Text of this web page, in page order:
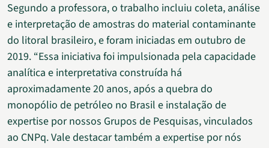
Segundo a professora, o trabalho incluiu coleta, análise
e interpretação de amostras do material contaminante
do litoral brasileiro, e foram iniciadas em outubro de
2019. “Essa iniciativa foi impulsionada pela capacidade
analítica e interpretativa construída há
aproximadamente 20 anos, após a quebra do
monopólio de petróleo no Brasil e instalação de
expertise por nossos Grupos de Pesquisas, vinculados
ao CNPq. Vale destacar também a expertise por nós